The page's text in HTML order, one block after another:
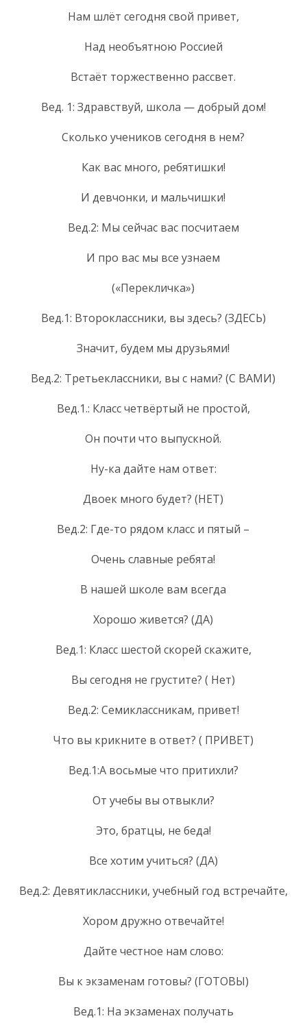
Нам шлёт сегодня свой привет,
Над необъятною Россией
Встаёт торжественно рассвет.
Вед. 1: Здравствуй, школа — добрый дом!
Сколько учеников сегодня в нем?
Как вас много, ребятишки!
И девчонки, и мальчишки!
Вед.2: Мы сейчас вас посчитаем
И про вас мы все узнаем
(«Перекличка»)
Вед.1: Второклассники, вы здесь? (ЗДЕСЬ)
Значит, будем мы друзьями!
Вед.2: Третьеклассники, вы с нами? (С ВАМИ)
Вед.1.: Класс четвёртый не простой,
Он почти что выпускной.
Ну-ка дайте нам ответ:
Двоек много будет? (НЕТ)
Вед.2: Где-то рядом класс и пятый –
Очень славные ребята!
В нашей школе вам всегда
Хорошо живется? (ДА)
Вед.1: Класс шестой скорей скажите,
Вы сегодня не грустите? ( Нет)
Вед.2: Семиклассникам, привет!
Что вы крикните в ответ? ( ПРИВЕТ)
Вед.1:А восьмые что притихли?
От учебы вы отвыкли?
Это, братцы, не беда!
Все хотим учиться? (ДА)
Вед.2: Девятиклассники, учебный год встречайте,
Хором дружно отвечайте!
Дайте честное нам слово:
Вы к экзаменам готовы? (ГОТОВЫ)
Вед.1: На экзаменах получать